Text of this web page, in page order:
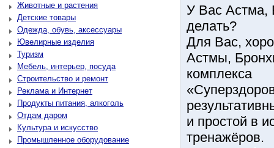
Животные и растения
Детские товары
Одежда, обувь, аксессуары
Ювелирные изделия
Туризм
Мебель, интерьер, посуда
Строительство и ремонт
Реклама и Интернет
Продукты питания, алкоголь
Отдам даром
Культура и искусство
Промышленное оборудование
У Вас Астма,
делать?
Для Вас,
Астмы,
комплекса
и простой в
тренажёров.